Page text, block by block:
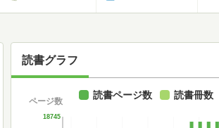
読書グラフ
18745
ページ数
読書ページ数 読書冊数